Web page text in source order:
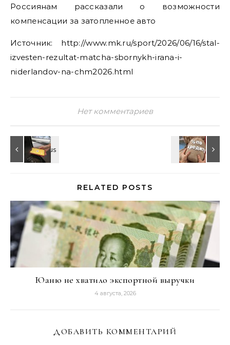
Россиянам рассказали о возможности
компенсации за затопленное авто
Источник: http://www.mk.ru/sport/2026/06/16/stal-
izvesten-rezultat-matcha-sbornykh-irana-i-
niderlandov-na-chm2026.html
Нет комментариев
RELATED POSTS
Юаню не хватило экспортной выручки
4 августа, 2026
ДОБАВИТЬ КОММЕНТАРИЙ